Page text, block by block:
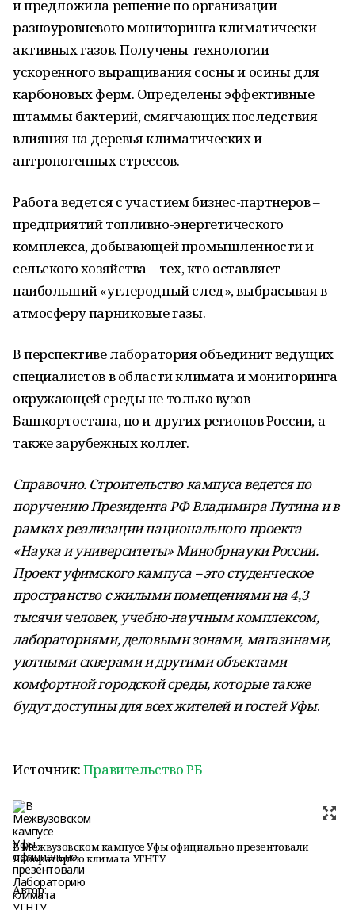
и предложила решение по организации
разноуровневого мониторинга климатически
активных газов. Получены технологии
ускоренного выращивания сосны и осины для
карбоновых ферм. Определены эффективные
штаммы бактерий, смягчающих последствия
влияния на деревья климатических и
антропогенных стрессов.
Работа ведется с участием бизнес-партнеров –
предприятий топливно-энергетического
комплекса, добывающей промышленности и
сельского хозяйства – тех, кто оставляет
наибольший «углеродный след», выбрасывая в
атмосферу парниковые газы.
В перспективе лаборатория объединит ведущих
специалистов в области климата и мониторинга
окружающей среды не только вузов
Башкортостана, но и других регионов России, а
также зарубежных коллег.
Справочно. Строительство кампуса ведется по
поручению Президента РФ Владимира Путина и в
рамках реализации национального проекта
«Наука и университеты» Минобрнауки России.
Проект уфимского кампуса – это студенческое
пространство с жилыми помещениями на 4,3
тысячи человек, учебно-научным комплексом,
лабораториями, деловыми зонами, магазинами,
уютными скверами и другими объектами
комфортной городской среды, которые также
будут доступны для всех жителей и гостей Уфы.
Источник:Правительство РБ
В Межвузовском кампусе Уфы официально презентовали
Лабораторию климата УГНТУ
Автор: